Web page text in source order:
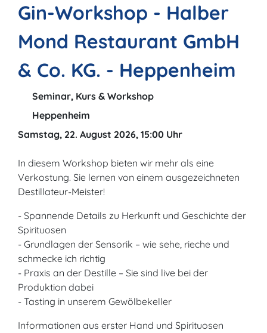
Gin-Workshop - Halber
Mond Restaurant GmbH
& Co. KG. - Heppenheim
Seminar, Kurs & Workshop
Heppenheim
Samstag, 22. August 2026, 15:00 Uhr
In diesem Workshop bieten wir mehr als eine
Verkostung. Sie lernen von einem ausgezeichneten
Destillateur-Meister!
- Spannende Details zu Herkunft und Geschichte der
Spirituosen
- Grundlagen der Sensorik – wie sehe, rieche und
schmecke ich richtig
- Praxis an der Destille – Sie sind live bei der
Produktion dabei
- Tasting in unserem Gewölbekeller
Informationen aus erster Hand und Spirituosen